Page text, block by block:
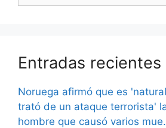
Entradas recientes
Noruega afirmó que es
trató de un ataque terrorista'
hombre que causó varios